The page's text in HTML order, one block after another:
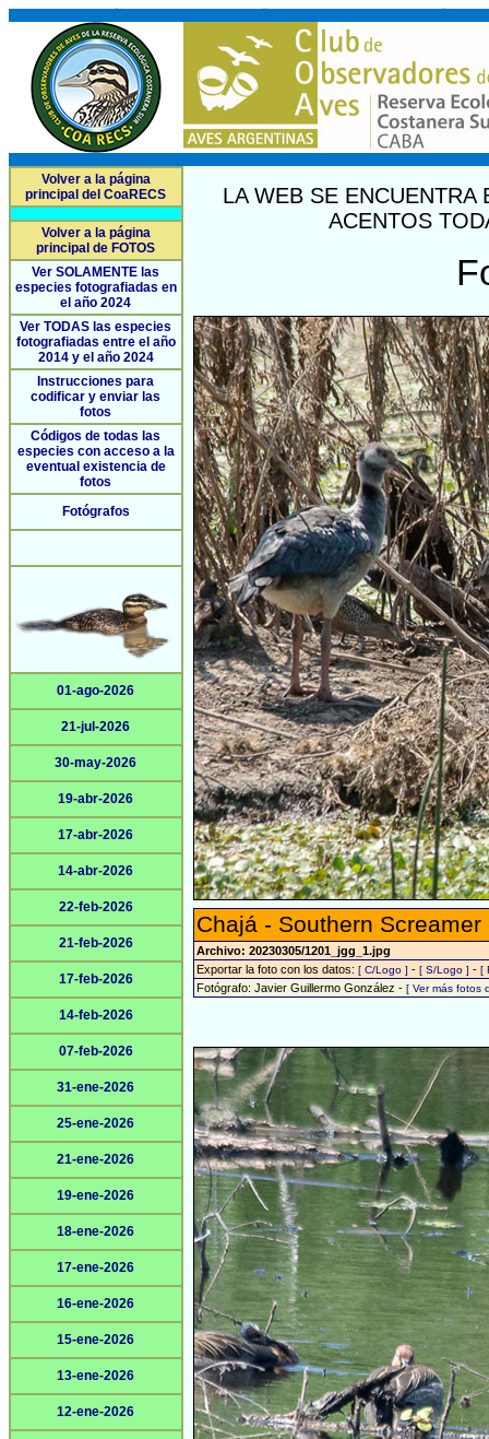
Volver a la página
principal del CoaRECS
Volver a la página
principal de FOTOS
Ver SOLAMENTE las
especies fotografiadas en
el año 2024
Ver TODAS las especies
fotografiadas entre el año
2014 y el año 2024
Instrucciones para
codificar y enviar las
fotos
Códigos de todas las
especies con acceso a la
eventual existencia de
fotos
Fotógrafos
01-ago-2026
21-jul-2026
30-may-2026
19-abr-2026
17-abr-2026
14-abr-2026
22-feb-2026
21-feb-2026
17-feb-2026
14-feb-2026
07-feb-2026
31-ene-2026
25-ene-2026
21-ene-2026
19-ene-2026
18-ene-2026
17-ene-2026
16-ene-2026
15-ene-2026
13-ene-2026
12-ene-2026
LA WEB SE
ACENTOS
Chajá - Southern
Archivo: 20230305/1201_jgg_1.jpg
Exportar la foto con los datos: [ C/Logo ] - [ S/Logo ] - [
Fotógrafo: Javier Guillermo González - [ Ver más fotos